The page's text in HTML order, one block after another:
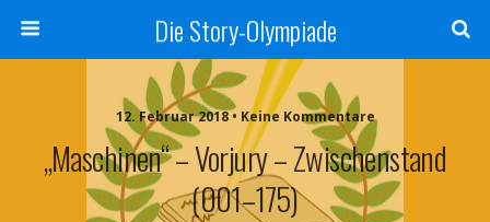
Die Story-Olympiade
12. Februar 2018 • Keine Kommentare
„Maschinen“ – Vorjury – Zwischenstand
(001–175)